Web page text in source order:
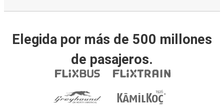
Elegida por más de 500 millones
de pasajeros.